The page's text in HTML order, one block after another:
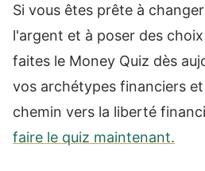
Si vous êtes prête à
l'argent et à poser des
faites le Money Quiz dès
vos archétypes financiers
chemin vers la liberté
faire le quiz maintenant.